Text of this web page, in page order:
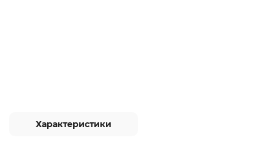
Характеристики